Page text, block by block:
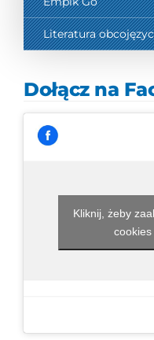
Literatura
Dołącz na
Kliknij, żeby
cookies